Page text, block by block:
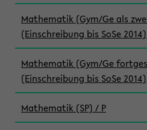
Mathematik (Gym/Ge als
(Einschreibung bis SoSe 2014)
Mathematik (Gym/Ge
(Einschreibung bis SoSe 2014)
Mathematik (SP) / P